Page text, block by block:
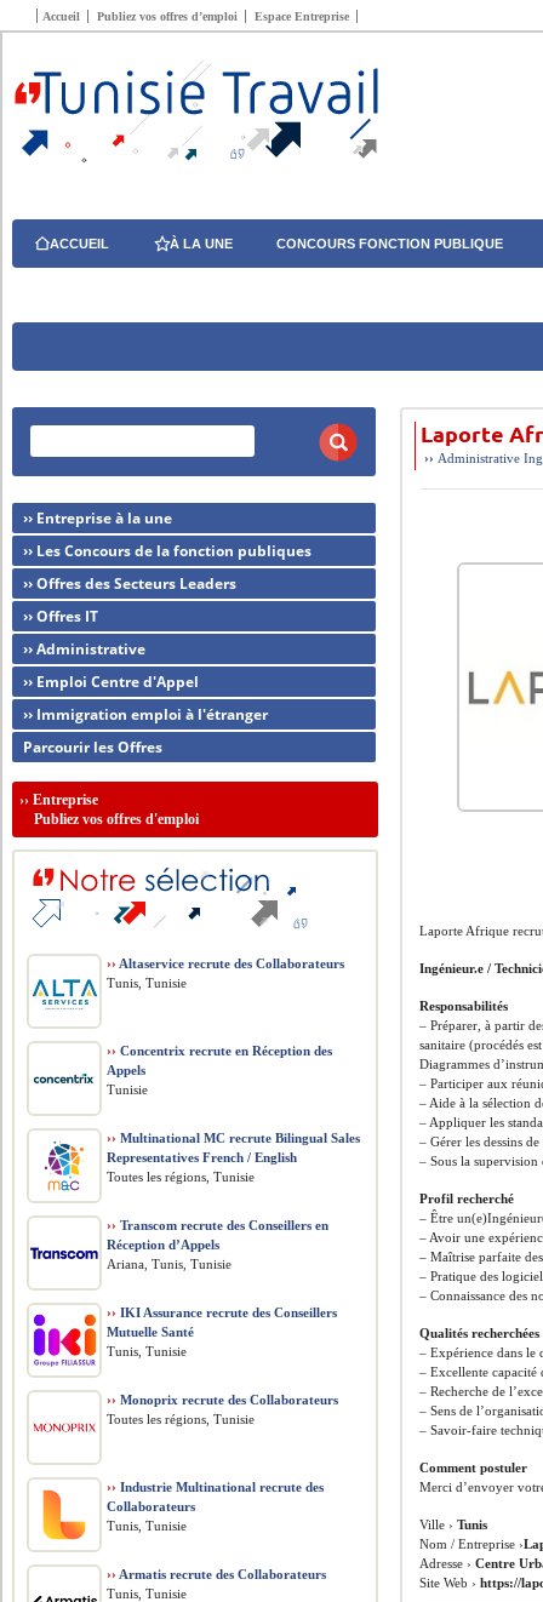
Accueil Publiez vos offres d’emploi Espace Entreprise
ACCUEIL À LA UNE CONCOURS FONCTION PUBLIQUE
Laporte
›› Administrative
Laporte Afrique
Ingénieur.e /
Responsabilités
– Préparer, à partir
sanitaire (procédés
Diagrammes
– Participer aux
– Aide à la sélection
– Appliquer les
– Gérer les dessins
– Sous la
Profil recherché
– Être
– Avoir une
– Maîtrise parfaite
– Pratique des
– Connaissance des
Qualités recherchées
– Expérience dans le
– Excellente
– Recherche de
– Sens de
– Savoir-faire
Comment postuler
Merci d’envoyer
Ville ›Tunis
Nom / Entreprise ›
Adresse ›Centre
Site Web ›https://
›› Entreprise à la une
›› Les Concours de la fonction publiques
›› Offres des Secteurs Leaders
›› Offres IT
›› Administrative
›› Emploi Centre d'Appel
›› Immigration emploi à l'étranger
Parcourir les Offres
››Entreprise
Publiez vos offres d'emploi
›› Altaservice recrute des Collaborateurs
Tunis, Tunisie
›› Concentrix recrute en Réception des
Appels
Tunisie
›› Multinational MC recrute Bilingual Sales
Representatives French / English
Toutes les régions, Tunisie
›› Transcom recrute des Conseillers en
Réception d’Appels
Ariana, Tunis, Tunisie
›› IKI Assurance recrute des Conseillers
Mutuelle Santé
Tunis, Tunisie
›› Monoprix recrute des Collaborateurs
Toutes les régions, Tunisie
›› Industrie Multinational recrute des
Collaborateurs
Tunis, Tunisie
›› Armatis recrute des Collaborateurs
Tunis, Tunisie